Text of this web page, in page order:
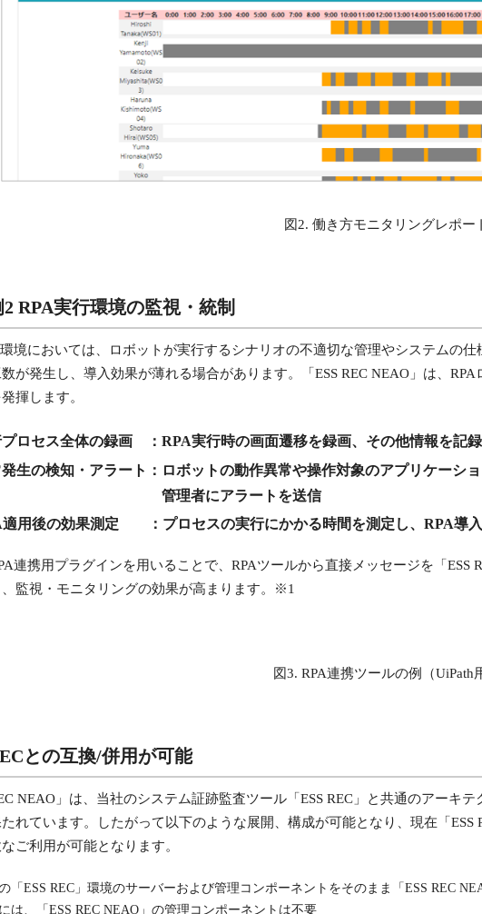
図2. 働き方モニタリングレポー
RPA実行環境の監視・統制
境においては、ロボットが実行するシナリオの不適切な管理やシステムの
が発生し、導入効果が薄れる場合があります。「ESS REC NEAO」は、
揮します。
ロセス全体の録画 ：RPA実行時の画面遷移を録画、その他情報を記
生の検知・アラート：ロボットの動作異常や操作対象のアプリケーシ
理者にアラートを送信
適用後の効果測定 ：プロセスの実行にかかる時間を測定し、RPA導
連携用プラグインを用いることで、RPAツールから直接メッセージを「
監視・モニタリングの効果が高まります。※1
図3. RPA連携ツールの例（UiPath
との互換/併用が可能
NEAO」は、当社のシステム証跡監査ツール「ESS REC」と共通のアーキ
れています。したがって以下のような展開、構成が可能となり、現在「
ご利用が可能となります。
「ESS REC」環境のサーバーおよび管理コンポーネントをそのまま「ESS REC
は、「ESS REC NEAO」の管理コンポーネントは不要